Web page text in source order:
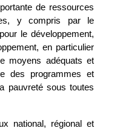
de ressources
y compris par le
le développement,
en particulier
moyens adéquats et
des programmes et
pauvreté sous toutes
national, régional et